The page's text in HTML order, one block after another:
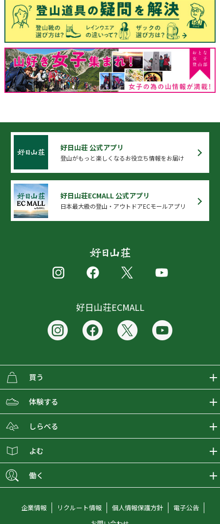
好日山荘 公式アプリ
登山がもっと楽しくなるお役立ち情報をお届け
好日山荘ECMALL 公式アプリ
日本最大級の登山・アウトドアECモールアプリ
好日山荘ECMALL
買う
ECMALLの商品をさがす
取り扱いブランド一覧
ショップブログ
会員募集
体験する
おとな女子登山部
グラビティリサーチ
しらべる
登山レポート
オンラインコンシェルジュ
よむ
働く
企業情報 リクルート情報 個人情報保護方針
電子公告